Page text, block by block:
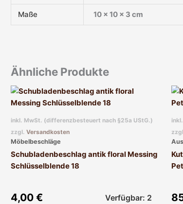
Maße 10 × 10 × 3 cm
Ähnliche Produkte
inkl. MwSt. (differenzbesteuert nach §25a UStG.)
zzgl. Versandkosten
Möbelbeschläge
Schubladenbeschlag antik floral Messing
Schlüsselblende 18
4,00 € Verfügbar: 2